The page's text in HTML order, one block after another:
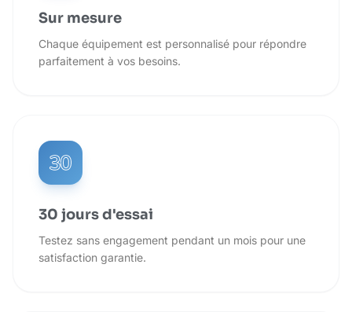
Sur mesure
Chaque équipement est personnalisé pour répondre
parfaitement à vos besoins.
30 jours d'essai
Testez sans engagement pendant un mois pour une
satisfaction garantie.